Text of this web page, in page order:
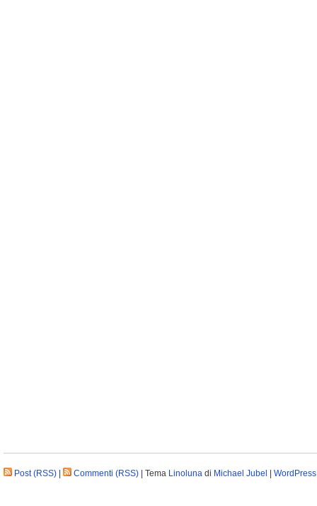
Post (RSS) Commenti (RSS) | Tema Linoluna di Michael Jubel WordPress